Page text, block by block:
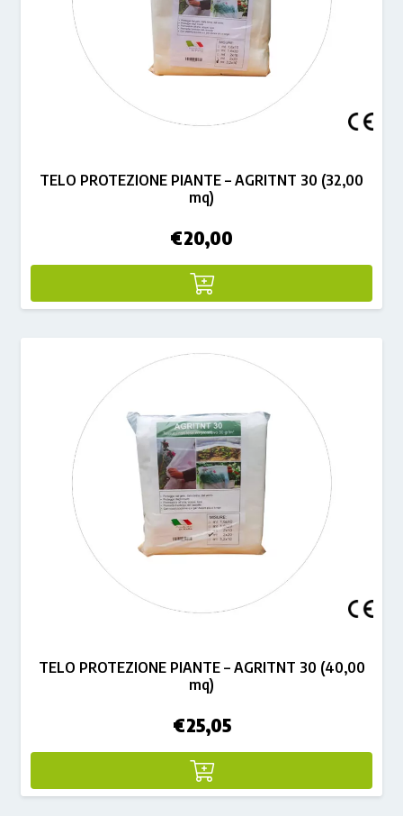
TELO PROTEZIONE PIANTE – AGRITNT 30 (32,00
mq)
€20,00
TELO PROTEZIONE PIANTE – AGRITNT 30 (40,00
mq)
€25,05